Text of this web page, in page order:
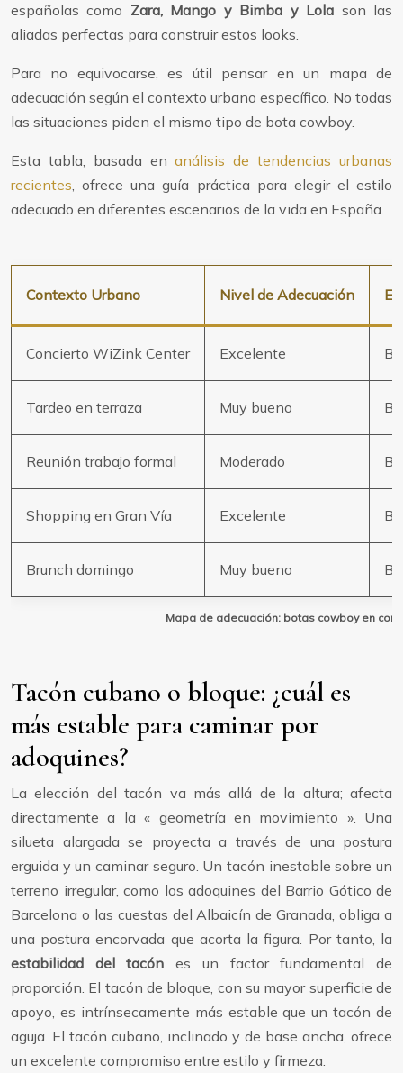
españolas como Zara, Mango y Bimba y Lola son las
aliadas perfectas para construir estos looks.
Para no equivocarse, es útil pensar en un mapa de
adecuación según el contexto urbano específico. No todas
las situaciones piden el mismo tipo de bota cowboy.
Esta tabla, basada enanálisis de tendencias urbanas
recientes, ofrece una guía práctica para elegir el estilo
adecuado en diferentes escenarios de la vida en España.
Mapa de adecuación: botas cowboy en
Contexto Urbano Nivel de Adecuación
Concierto WiZink Center Excelente
Tardeo en terraza Muy bueno
Reunión trabajo formal Moderado
Shopping en Gran Vía Excelente
Brunch domingo Muy bueno
Tacón cubano o bloque: ¿cuál es
más estable para caminar por
adoquines?
La elección del tacón va más allá de la altura; afecta
directamente a la « geometría en movimiento ». Una
silueta alargada se proyecta a través de una postura
erguida y un caminar seguro. Un tacón inestable sobre un
terreno irregular, como los adoquines del Barrio Gótico de
Barcelona o las cuestas del Albaicín de Granada, obliga a
una postura encorvada que acorta la figura. Por tanto, la
estabilidad del tacón es un factor fundamental de
proporción. El tacón de bloque, con su mayor superficie de
apoyo, es intrínsecamente más estable que un tacón de
aguja. El tacón cubano, inclinado y de base ancha, ofrece
un excelente compromiso entre estilo y firmeza.